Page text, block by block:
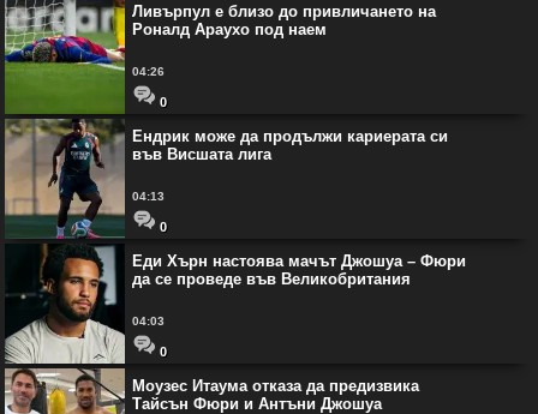
Ливърпул е близо до привличането на
Роналд Араухо под наем
04:26
0
Ендрик може да продължи кариерата си
във Висшата лига
04:13
0
Еди Хърн настоява мачът Джошуа – Фюри
да се проведе във Великобритания
04:03
0
Моузес Итаума отказа да предизвика
Тайсън Фюри и Антъни Джошуа